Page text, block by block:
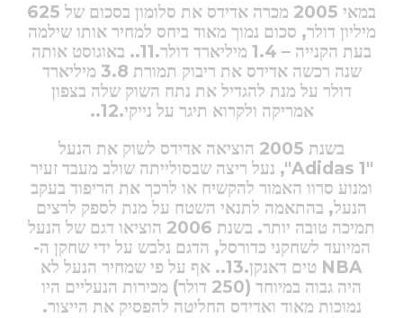
במאי 2005 מכרה אדידס את סלומון בסכום של 625
מיליון דולר, סכום נמוך מאוד ביחס למחיר אותו שילמה
בעת הקנייה – 1.4 מיליארד דולר.11.. באוגוסט אותה
שנה רכשה אדידס את ריבוק תמורת 3.8 מיליארד
דולר על מנת להגדיל את נתח השוק שלה בצפון
אמריקה ולקרוא תיגר על נייקי.12..
בשנת 2005 הוציאה אדידס לשוק את הנעל
"Adidas 1",
נעל ריצה שבסולייתה שולב מעבד זעיר
ומנוע סרוו האמור להקשיח או לרכך את הריפוד בעקב
הנעל, בהתאמה לתנאי השטח על מנת לספק לרצים
תמיכה טובה יותר. בשנת 2006 הוציאו דגם של הנעל
המיועד לשחקני כדורסל, הדגם נלבש על ידי שחקן ה-
NBA
טים דאנקן.13.. אף על פי שמחיר הנעל לא
היה גבוה במיוחד (250 דולר) מכירות הנעליים היו
נמוכות מאוד ואדידס החליטה להפסיק את הייצור.